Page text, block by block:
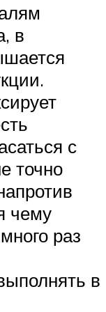
в
с
точно
чему
раз
в